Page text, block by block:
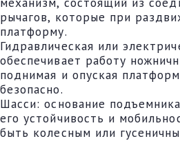
рычагов, которые при
платформу.
Гидравлическая или
обеспечивает работу
поднимая и опуская
безопасно.
Шасси: основание
его устойчивость и
быть колесным или